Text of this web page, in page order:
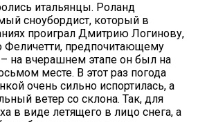
итальянцы. Роланд
сноубордист, который в
проиграл Дмитрию Логинову,
Феличетти, предпочитающему
на вчерашнем этапе он был на
месте. В этот раз погода
очень сильно испортилась, а
ветер со склона. Так, для
в виде летящего в лицо снега, а